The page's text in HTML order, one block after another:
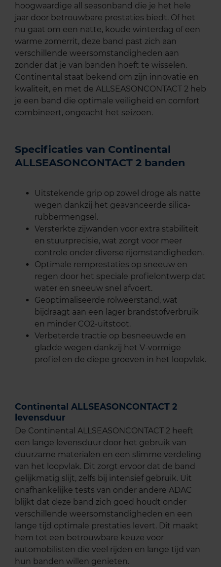
hoogwaardige all seasonband die je het hele
jaar door betrouwbare prestaties biedt. Of het
nu gaat om een natte, koude winterdag of een
warme zomerrit, deze band past zich aan
verschillende weersomstandigheden aan
zonder dat je van banden hoeft te wisselen.
Continental staat bekend om zijn innovatie en
kwaliteit, en met de ALLSEASONCONTACT 2 heb
je een band die optimale veiligheid en comfort
combineert, ongeacht het seizoen.
Specificaties van Continental
ALLSEASONCONTACT 2 banden
Uitstekende grip op zowel droge als natte
wegen dankzij het geavanceerde silica-
rubbermengsel.
Versterkte zijwanden voor extra stabiliteit
en stuurprecisie, wat zorgt voor meer
controle onder diverse rijomstandigheden.
Optimale remprestaties op sneeuw en
regen door het speciale profielontwerp dat
water en sneeuw snel afvoert.
Geoptimaliseerde rolweerstand, wat
bijdraagt aan een lager brandstofverbruik
en minder CO2-uitstoot.
Verbeterde tractie op besneeuwde en
gladde wegen dankzij het V-vormige
profiel en de diepe groeven in het loopvlak.
Continental ALLSEASONCONTACT 2
levensduur
De Continental ALLSEASONCONTACT 2 heeft
een lange levensduur door het gebruik van
duurzame materialen en een slimme verdeling
van het loopvlak. Dit zorgt ervoor dat de band
gelijkmatig slijt, zelfs bij intensief gebruik. Uit
onafhankelijke tests van onder andere ADAC
blijkt dat deze band zich goed houdt onder
verschillende weersomstandigheden en een
lange tijd optimale prestaties levert. Dit maakt
hem tot een betrouwbare keuze voor
automobilisten die veel rijden en lange tijd van
hun banden willen genieten.